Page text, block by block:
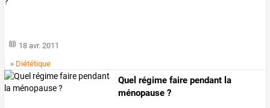
18 avr. 2011
» Diététique
Quel régime faire pendant la
ménopause ?